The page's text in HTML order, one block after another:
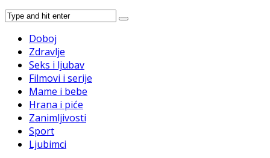
Doboj
Zdravlje
Seks i ljubav
Filmovi i serije
Mame i bebe
Hrana i piće
Zanimljivosti
Sport
Ljubimci